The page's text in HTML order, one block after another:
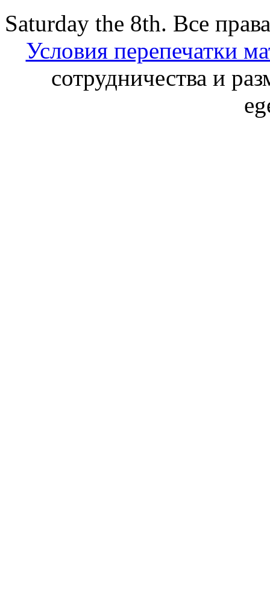
Saturday the 8th. Все
Условия перепечатки
сотрудничества и